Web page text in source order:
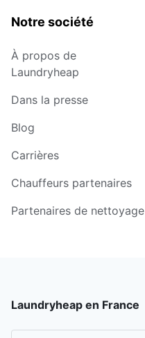
Notre société
À propos de
Laundryheap
Dans la presse
Blog
Carrières
Chauffeurs partenaires
Partenaires de nettoyage
Laundryheap en France